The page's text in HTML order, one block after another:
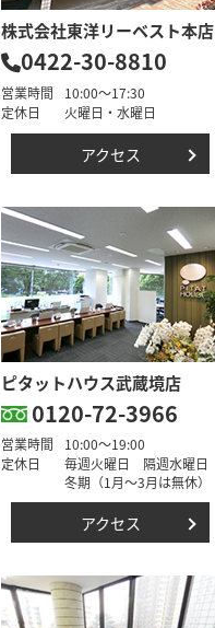
株式会社東洋リーベスト本店
0422-30-8810
営業時間
10:00～17:30
定休日
火曜日・水曜日
アクセス
ピタットハウス武蔵境店
0120-72-3966
営業時間
10:00～19:00
定休日
毎週火曜日 隔週水曜日
冬期（1月～3月は無休）
アクセス